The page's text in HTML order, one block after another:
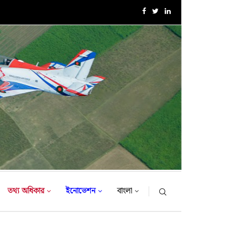
এক্সারসাইজ টাইগার লাইটনিং-২০২৬ এর উদ্বোধনী অনুষ্ঠান
তথ্য অধিকার ইনোভেশন বাংলা